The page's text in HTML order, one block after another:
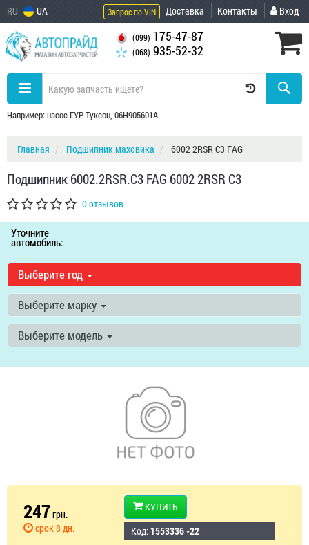
RU UA Запрос по VIN Доставка Контакты Вход
(099) 175-47-87
(068) 935-52-32
Например: насос ГУР Туксон, 06H905601A
Главная Подшипник маховика 6002 2RSR C3 FAG
Подшипник 6002.2RSR.C3 FAG 6002 2RSR C3
0 отзывов
Уточните
автомобиль:
Выберите год
Выберите марку
Выберите модель
247грн.
срок 8 дн.
КУПИТЬ
Код: 1553336 -22